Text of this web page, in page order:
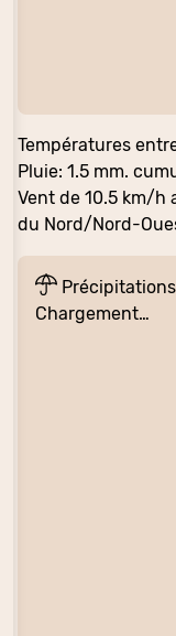
Températures
Pluie: 1.5 mm.
Vent de 10.5 km/h
du Nord/Nord-
Précipitations
Chargement…